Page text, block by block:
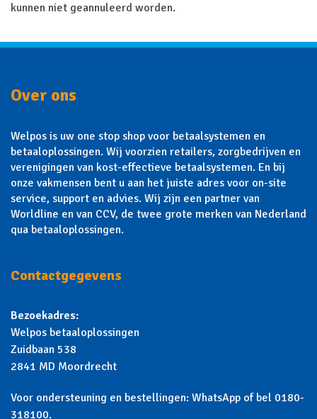
kunnen niet geannuleerd worden.
Over ons
Welpos is uw one stop shop voor betaalsystemen en
betaaloplossingen. Wij voorzien retailers, zorgbedrijven en
verenigingen van kost-effectieve betaalsystemen. En bij
onze vakmensen bent u aan het juiste adres voor on-site
service, support en advies. Wij zijn een partner van
Worldline en van CCV, de twee grote merken van Nederland
qua betaaloplossingen.
Contactgegevens
Bezoekadres:
Welpos betaaloplossingen
Zuidbaan 538
2841 MD Moordrecht
Voor ondersteuning en bestellingen: WhatsApp of bel 0180-
318100.